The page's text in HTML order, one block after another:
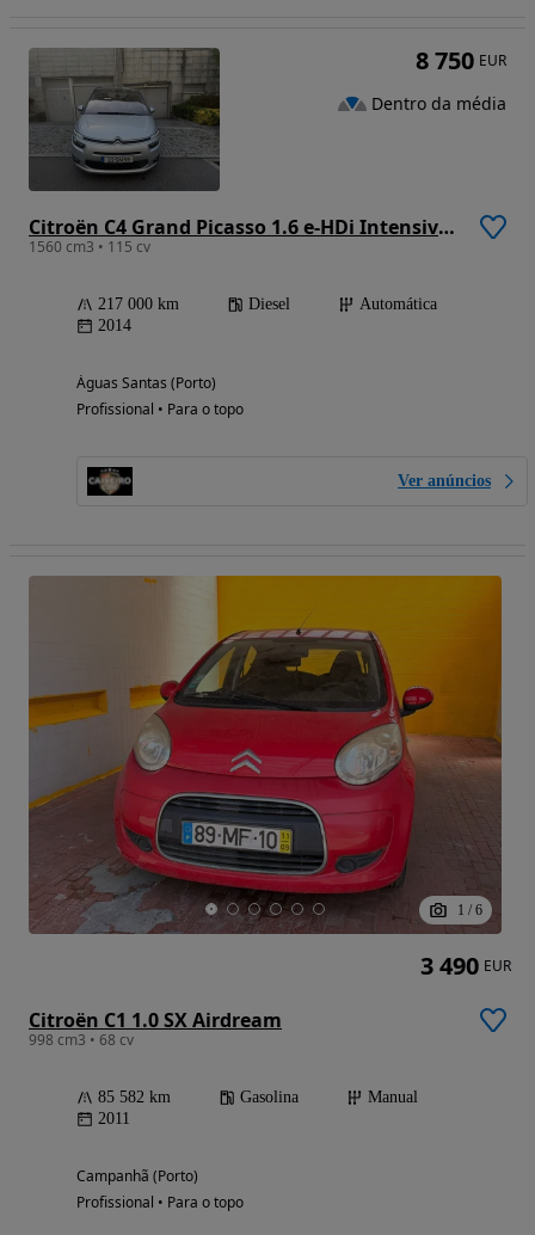
Citroën C4 Grand Picasso 1.6 e-HDi Intensive ETG6
1560 cm3 • 115 cv
217 000 km Diesel
Automática
2014
Águas Santas (Porto)
Profissional • Para o topo
Ver anúncios
8 750 EUR
Dentro da média
1 / 6
Citroën C1 1.0 SX Airdream
998 cm3 • 68 cv
85 582 km Gasolina
Manual
2011
Campanhã (Porto)
Profissional • Para o topo
3 490 EUR